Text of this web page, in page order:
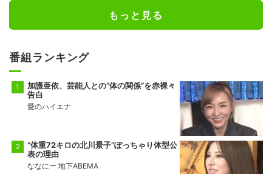
もっと見る
番組ランキング
加護亜依、芸能人との“体の関係”を赤裸々
告白
愛のハイエナ
“体重72キロの北川景子”ぽっちゃり体型公
表の理由
ななにー 地下ABEMA